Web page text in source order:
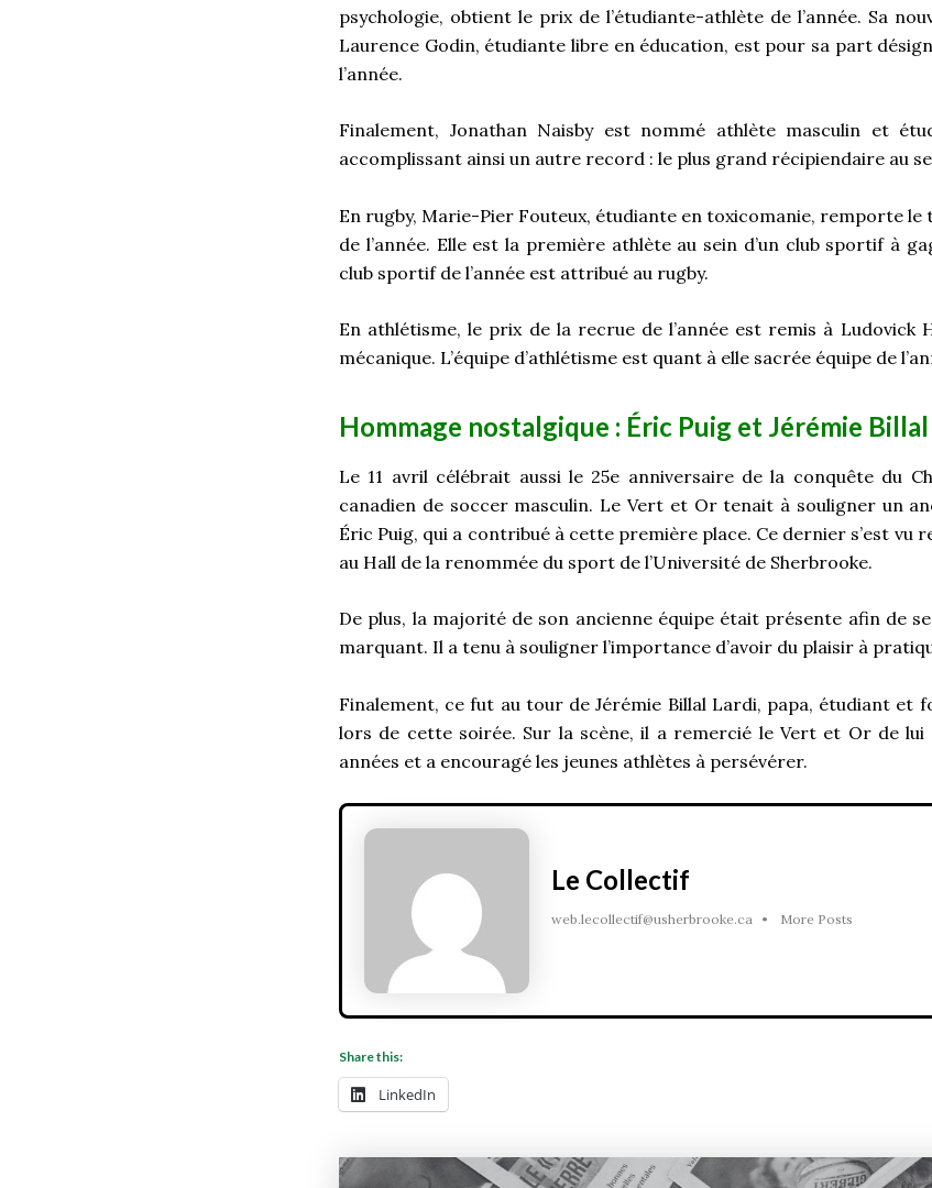
psychologie, obtient le prix de l’étudiante-athlète de l’année. Sa
Laurence Godin, étudiante libre en éducation, est pour sa part
l’année.
Finalement, Jonathan Naisby est nommé athlète masculin et
accomplissant ainsi un autre record : le plus grand récipiendaire au
En rugby, Marie-Pier Fouteux, étudiante en toxicomanie, remporte le
de l’année. Elle est la première athlète au sein d’un club sportif à
club sportif de l’année est attribué au rugby.
En athlétisme, le prix de la recrue de l’année est remis à Ludovick
mécanique. L’équipe d’athlétisme est quant à elle sacrée équipe de
Hommage nostalgique : Éric Puig et Jérémie
Le 11 avril célébrait aussi le 25e anniversaire de la conquête du
canadien de soccer masculin. Le Vert et Or tenait à souligner un
Éric Puig, qui a contribué à cette première place. Ce dernier s’est vu
au Hall de la renommée du sport de l’Université de Sherbrooke.
De plus, la majorité de son ancienne équipe était présente afin de
marquant. Il a tenu à souligner l’importance d’avoir du plaisir à
Finalement, ce fut au tour de Jérémie Billal Lardi, papa, étudiant et
lors de cette soirée. Sur la scène, il a remercié le Vert et Or de lui
années et a encouragé les jeunes athlètes à persévérer.
Le Collectif
web.lecollectif@usherbrooke.ca • More Posts
Share this:
LinkedIn